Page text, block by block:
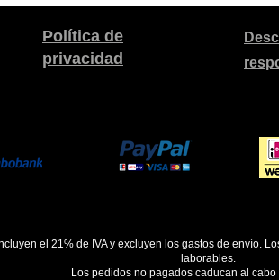
Política de
privacidad
el 21% de IVA y excluyen los gastos de envío.
laborables.
Los pedidos no pagados caducan al